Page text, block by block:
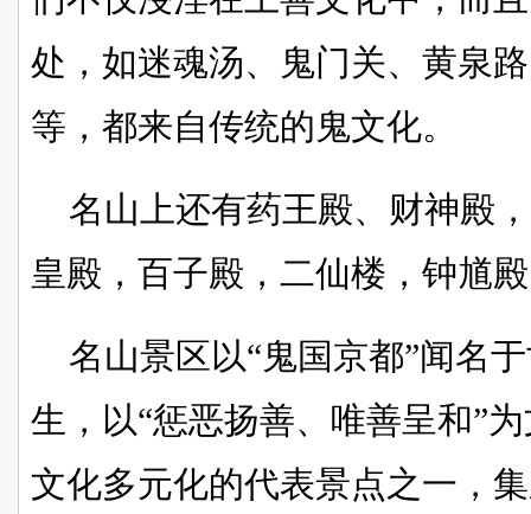
处，如迷魂汤、鬼门关、黄泉
等，都来自传统的鬼文化。
名山上还有药王殿、财神殿
皇殿，百子殿，二仙楼，钟馗
名山景区以“鬼国京都”闻名
生，以“惩恶扬善、唯善呈和”
文化多元化的代表景点之一，